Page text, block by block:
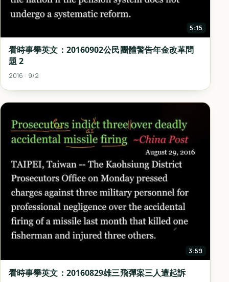
5:15
看時事學英文：20160902公民團體警告年金改革問
題 2
2016 · 9/2
3:59
看時事學英文：20160829雄三飛彈案三人遭起訴